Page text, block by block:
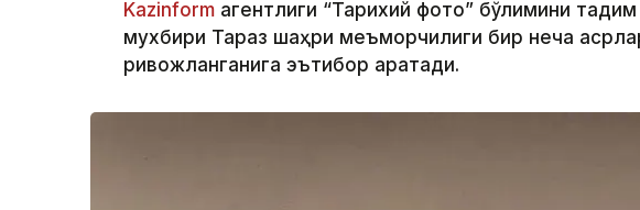
Kazinform агентлиги “Тарихий фото” бўлимини
мухбири Тараз шаҳри меъморчилиги бир неча
ривожланганига эътибор қаратади.